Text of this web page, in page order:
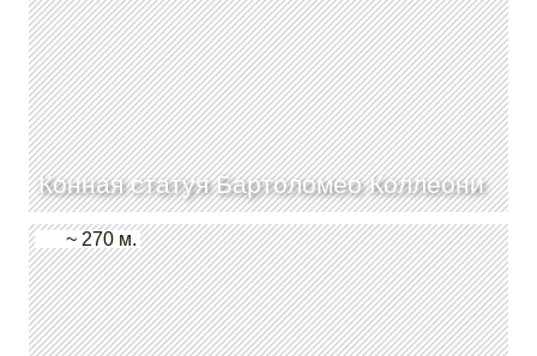
Конная статуя Бартоломео Коллеони
~ 270 м.